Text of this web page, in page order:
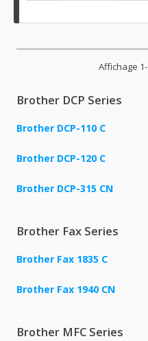
Affichage
Brother DCP Series
Brother DCP-110 C
Brother DCP-120 C
Brother DCP-315 CN
Brother Fax Series
Brother Fax 1835 C
Brother Fax 1940 CN
Brother MFC Series